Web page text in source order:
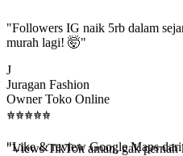
murah lagi! 🤯"
Juragan Fashion
Owner Toko Online
⭐⭐⭐⭐ ⭐
beneran naik, algoritma suka."
⭐ ⭐ ⭐ ⭐ ⭐